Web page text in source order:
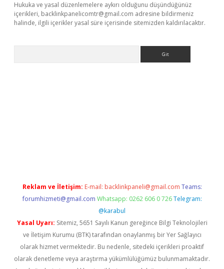
Hukuka ve yasal düzenlemelere aykırı olduğunu düşündüğünüz
içerikleri, backlinkpanelicomtr@gmail.com adresine bildirmeniz
halinde, ilgili içerikler yasal süre içerisinde sitemizden kaldırılacaktır.
Reklam ve İletişim: E-mail: backlinkpaneli@gmail.com Teams:
forumhizmeti@gmail.com Whatsapp: 0262 606 0 726 Telegram:
@karabul
Yasal Uyarı: Sitemiz, 5651 Sayılı Kanun gereğince Bilgi Teknolojileri
ve İletişim Kurumu (BTK) tarafından onaylanmış bir Yer Sağlayıcı
olarak hizmet vermektedir. Bu nedenle, sitedeki içerikleri proaktif
olarak denetleme veya araştırma yükümlülüğümüz bulunmamaktadır.